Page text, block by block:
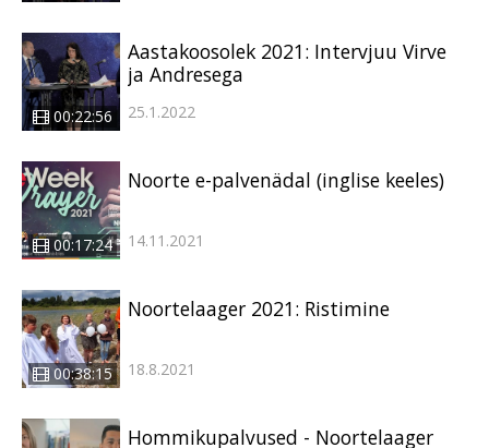
00:22:56
Aastakoosolek 2021: Intervjuu Virve
ja Andresega
25.1.2022
00:17:24
Noorte e-palvenädal (inglise keeles)
14.11.2021
00:38:15
Noortelaager 2021: Ristimine
18.8.2021
Hommikupalvused - Noortelaager